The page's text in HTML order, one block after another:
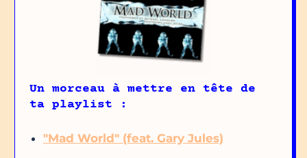
Un morceau à mettre en tête de
ta playlist :
"Mad World" (feat. Gary Jules)